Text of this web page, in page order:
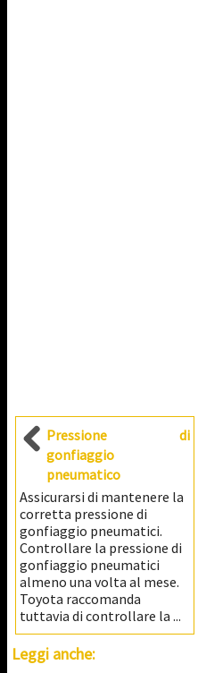
Pressione di
gonfiaggio
pneumatico
Assicurarsi di mantenere la
corretta pressione di
gonfiaggio pneumatici.
Controllare la pressione di
gonfiaggio pneumatici
almeno una volta al mese.
Toyota raccomanda
tuttavia di controllare la ...
Leggi anche: